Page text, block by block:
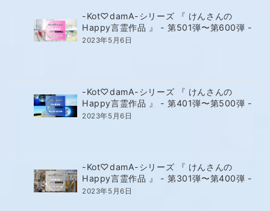
-Kot♡damA-シリーズ 『 けんさんの
Happy言霊作品 』 - 第501弾〜第600弾 -
2023年5月6日
-Kot♡damA-シリーズ 『 けんさんの
Happy言霊作品 』 - 第401弾〜第500弾 -
2023年5月6日
-Kot♡damA-シリーズ 『 けんさんの
Happy言霊作品 』 - 第301弾〜第400弾 -
2023年5月6日